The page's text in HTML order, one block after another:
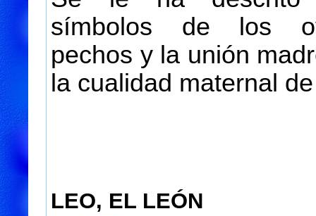
símbolos de los
pechos y la unión
la cualidad maternal
LEO, EL LEÓN